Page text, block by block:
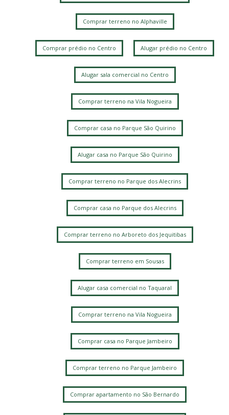
Comprar terreno no Alphaville
Comprar prédio no Centro Alugar prédio no Centro
Alugar sala comercial no Centro
Comprar terreno na Vila Nogueira
Comprar casa no Parque São Quirino
Alugar casa no Parque São Quirino
Comprar terreno no Parque dos Alecrins
Comprar casa no Parque dos Alecrins
Comprar terreno no Arboreto dos Jequitibas
Comprar terreno em Sousas
Alugar casa comercial no Taquaral
Comprar terreno na Vila Nogueira
Comprar casa no Parque Jambeiro
Comprar terreno no Parque Jambeiro
Comprar apartamento no São Bernardo